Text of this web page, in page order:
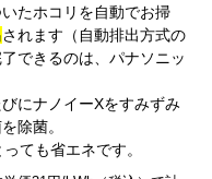
たホコリを自動でお掃
されます（自動排出方式の
できるのは、パナソニッ
にナノイーXをすみずみ
除菌。
ても省エネです。